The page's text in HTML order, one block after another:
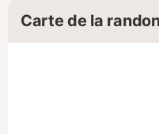
Carte de la